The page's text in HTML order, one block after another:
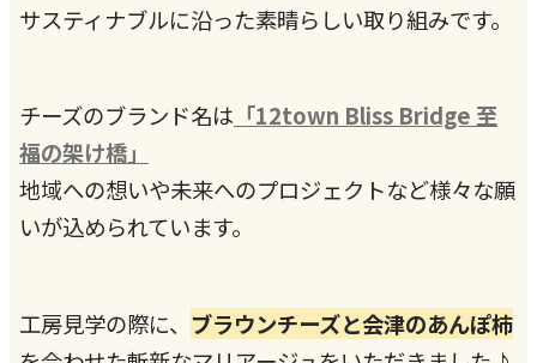
サスティナブルに沿った素晴らしい取り組みです。
チーズのブランド名は 「12town Bliss Bridge 至
福の架け橋」
地域への想いや未来へのプロジェクトなど様々な願
いが込められています。
工房見学の際に、 ブラウンチーズと会津のあんぽ柿